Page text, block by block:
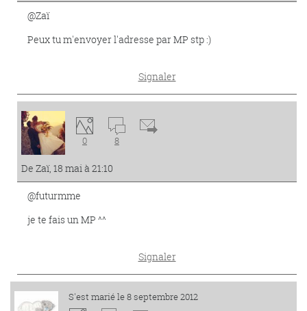
@Zaï
Peux tu m'envoyer l'adresse par MP stp :)
Signaler
0 8
De Zaï, 18 mai à 21:10
@futurmme
je te fais un MP ^^
Signaler
S'est marié le 8 septembre 2012